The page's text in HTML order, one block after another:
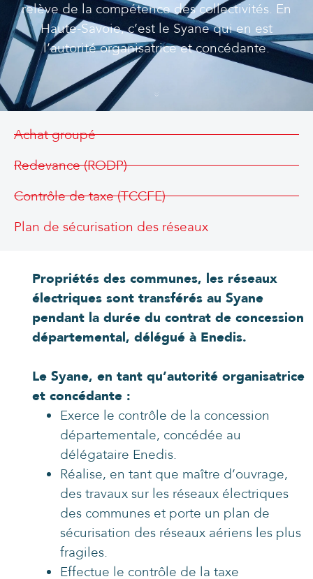
relève de la compétence des collectivités. En
Haute-Savoie, c’est le Syane qui en est
l’autorité organisatrice et concédante.
Achat groupé
Redevance (RODP)
Contrôle de taxe (TCCFE)
Plan de sécurisation des réseaux
Propriétés des communes, les réseaux
électriques sont transférés au Syane
pendant la durée du contrat de concession
départemental, délégué à Enedis.
Le Syane, en tant qu’autorité organisatrice
et concédante :
Exerce le contrôle de la concession
départementale, concédée au
délégataire Enedis.
Réalise, en tant que maître d’ouvrage,
des travaux sur les réseaux électriques
des communes et porte un plan de
sécurisation des réseaux aériens les plus
fragiles.
Effectue le contrôle de la taxe